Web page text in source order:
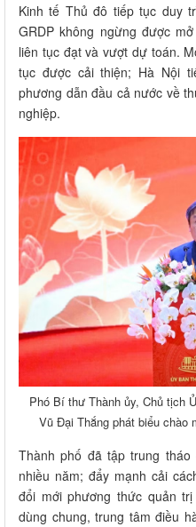
Kinh tế Thủ đô tiếp tục duy
GRDP không ngừng được
liên tục đạt và vượt dự toán.
tục được cải thiện; Hà Nội
phương dẫn đầu cả nước về
nghiệp.
Phó Bí thư Thành ủy, Chủ tịch
Vũ Đại Thắng phát biểu chào
Thành phố đã tập trung tháo
nhiều năm; đẩy mạnh cải
đổi mới phương thức quản
dùng chung, trung tâm điều